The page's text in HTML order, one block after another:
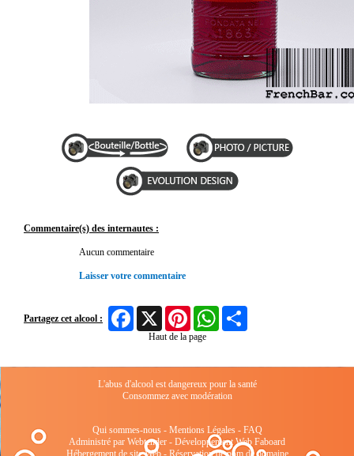
Commentaire(s) des internautes :
Aucun commentaire
Laisser votre commentaire
Partagez cet alcool :
FacebookX Pinterest WhatsApp
Haut de la page
L'abus d'alcool est dangereux pour la santé
Consommez avec modération
Qui sommes-nous- Mentions Légales- FAQ
Administré par Webtender - Développement Web Faboard